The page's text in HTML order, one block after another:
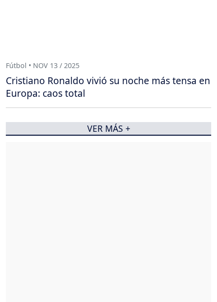
Fútbol • NOV 13 / 2025
Cristiano Ronaldo vivió su noche más tensa en
Europa: caos total
VER MÁS +